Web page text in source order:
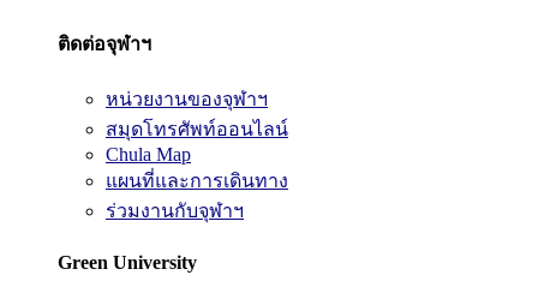
ติดต่อจุฬาฯ
หน่วยงานของจุฬาฯ
สมุดโทรศัพท์ออนไลน์
Chula Map
แผนที่และการเดินทาง
ร่วมงานกับจุฬาฯ
Green University